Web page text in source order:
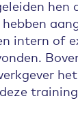
hen
intern of